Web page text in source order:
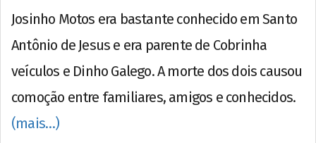
Josinho Motos era bastante conhecido em Santo
Antônio de Jesus e era parente de Cobrinha
veículos e Dinho Galego. A morte dos dois causou
comoção entre familiares, amigos e conhecidos.
(mais…)